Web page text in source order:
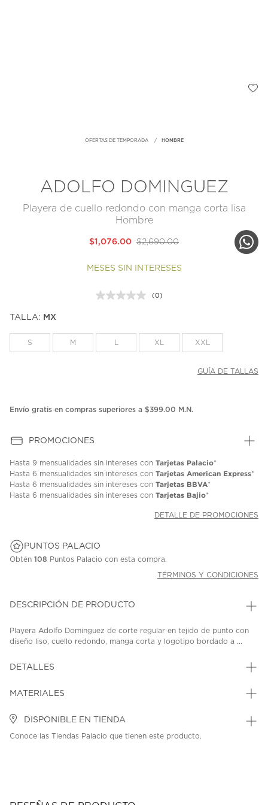
OFERTAS DE TEMPORADA HOMBRE
ADOLFO DOMINGUEZ
Playera de cuello redondo con manga corta lisa
Hombre
$2,690.00
$1,076.00
MESES SIN INTERESES
Sin
la
misma
(0)
TALLA: MX
S M XL XXL
GUÍA DE TALLAS
Envío gratis en compras superiores a $399.00 M.N.
PROMOCIONES
Hasta 9 mensualidades sin intereses con Tarjetas Palacio*
Hasta 6 mensualidades sin intereses con Tarjetas American Express*
Hasta 6 mensualidades sin intereses con Tarjetas BBVA*
Hasta 6 mensualidades sin intereses con Tarjetas Bajio*
DETALLE DE PROMOCIONES
PUNTOS PALACIO
Obtén 108 Puntos Palacio con esta compra.
TÉRMINOS Y CONDICIONES
DESCRIPCIÓN DE PRODUCTO
Playera Adolfo Dominguez de corte regular en tejido de punto con
diseño liso, cuello redondo, manga corta y logotipo bordado a ...
DETALLES
MATERIALES
DISPONIBLE EN TIENDA
Conoce las Tiendas Palacio que tienen este producto.